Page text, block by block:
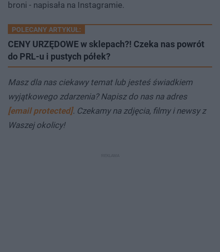
broni - napisała na Instagramie.
POLECANY ARTYKUŁ:
CENY URZĘDOWE w sklepach?! Czeka nas powrót
do PRL-u i pustych półek?
Masz dla nas ciekawy temat lub jesteś świadkiem
wyjątkowego zdarzenia? Napisz do nas na adres
[email protected]. Czekamy na zdjęcia, filmy i newsy z
Waszej okolicy!